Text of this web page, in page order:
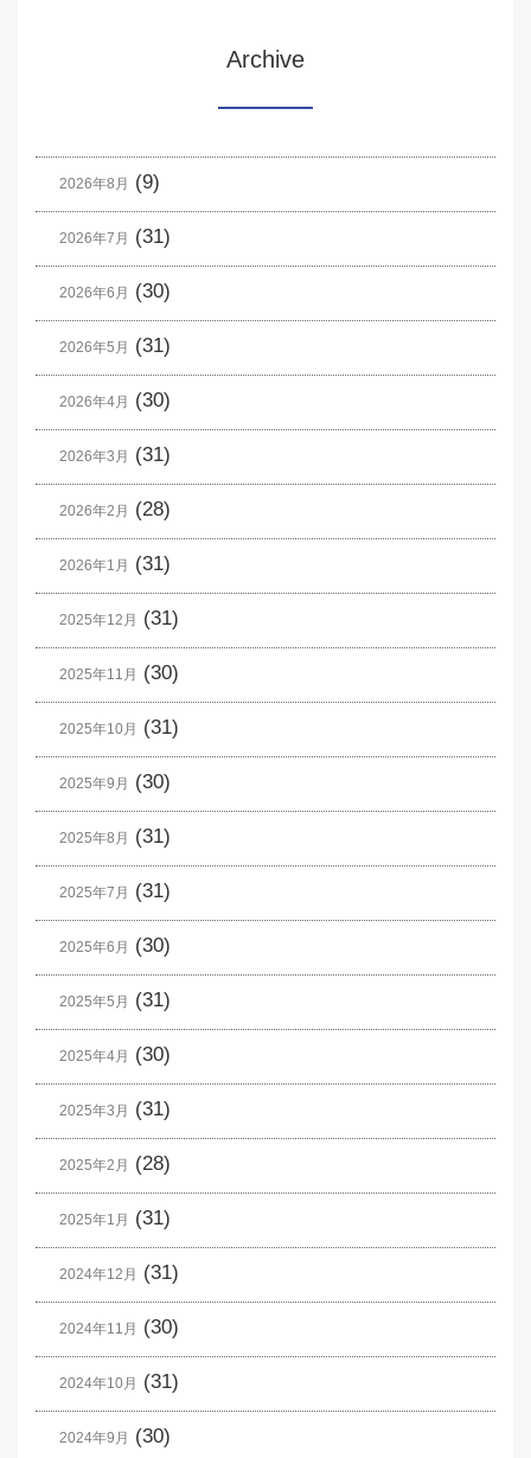
Archive
2026年8月 (9)
2026年7月 (31)
2026年6月 (30)
2026年5月 (31)
2026年4月 (30)
2026年3月 (31)
2026年2月 (28)
2026年1月 (31)
2025年12月 (31)
2025年11月 (30)
2025年10月 (31)
2025年9月 (30)
2025年8月 (31)
2025年7月 (31)
2025年6月 (30)
2025年5月 (31)
2025年4月 (30)
2025年3月 (31)
2025年2月 (28)
2025年1月 (31)
2024年12月 (31)
2024年11月 (30)
2024年10月 (31)
2024年9月 (30)